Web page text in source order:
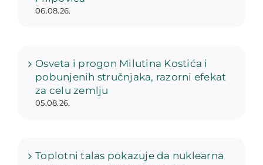
06.08.26.
Osveta i progon Milutina Kostića i
pobunjenih stručnjaka, razorni efekat
za celu zemlju
05.08.26.
Toplotni talas pokazuje da nuklearna